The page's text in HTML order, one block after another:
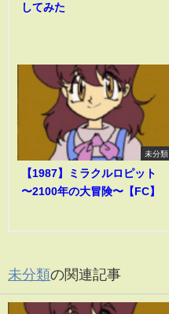
してみた
未分類
【1987】ミラクルロピット
〜2100年の大冒険〜【FC】
未分類の関連記事